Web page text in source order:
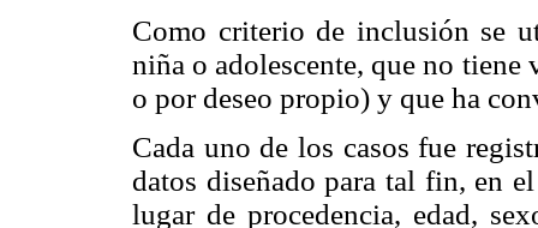
Como criterio de inclusión se
niña o adolescente, que no
o por deseo propio) y que ha
Cada uno de los casos fue
datos diseñado para tal fin, en
lugar de procedencia, edad,